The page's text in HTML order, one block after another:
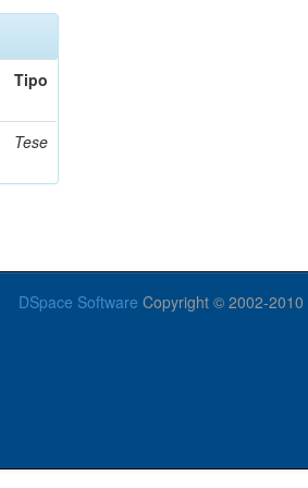
Tipo
Tese
DSpace Software Copyright © 2002-2010